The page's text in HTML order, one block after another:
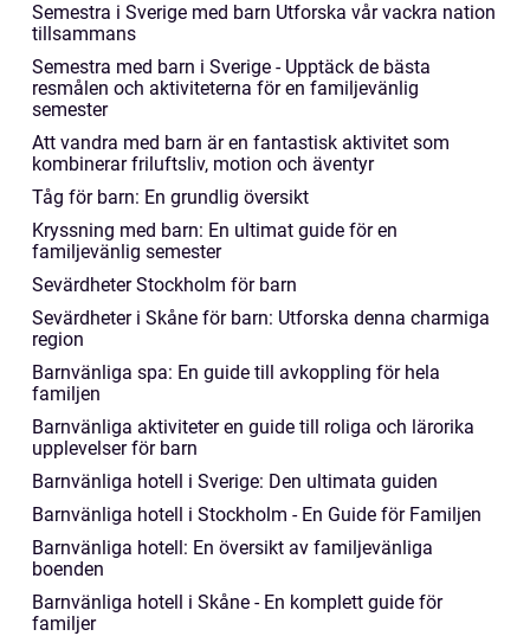
Semestra i Sverige med barn Utforska vår vackra nation
tillsammans
Semestra med barn i Sverige - Upptäck de bästa
resmålen och aktiviteterna för en familjevänlig
semester
Att vandra med barn är en fantastisk aktivitet som
kombinerar friluftsliv, motion och äventyr
Tåg för barn: En grundlig översikt
Kryssning med barn: En ultimat guide för en
familjevänlig semester
Sevärdheter Stockholm för barn
Sevärdheter i Skåne för barn: Utforska denna charmiga
region
Barnvänliga spa: En guide till avkoppling för hela
familjen
Barnvänliga aktiviteter en guide till roliga och lärorika
upplevelser för barn
Barnvänliga hotell i Sverige: Den ultimata guiden
Barnvänliga hotell i Stockholm - En Guide för Familjen
Barnvänliga hotell: En översikt av familjevänliga
boenden
Barnvänliga hotell i Skåne - En komplett guide för
familjer